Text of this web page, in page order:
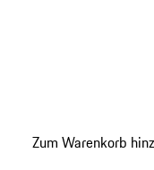
Zum Warenkorb